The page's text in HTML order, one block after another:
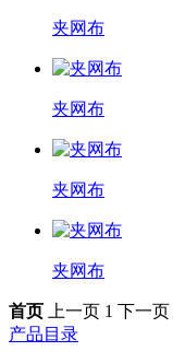
夹网布
夹网布
夹网布
夹网布
首页 上一页 1 下一页
产品目录